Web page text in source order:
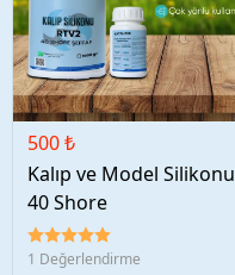
500 ₺
Kalıp ve Model Silikonu
40 Shore
1 Değerlendirme